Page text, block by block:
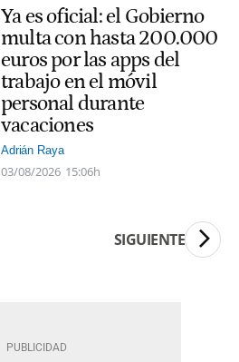
Ya es oficial: el Gobierno
multa con hasta 200.000
euros por las apps del
trabajo en el móvil
personal durante
vacaciones
Adrián Raya
03/08/2026 15:06h
SIGUIENTE